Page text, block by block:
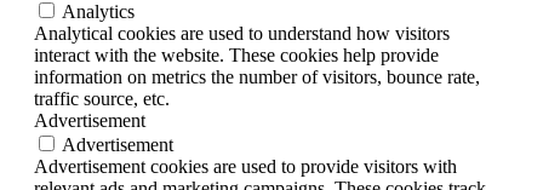
Analytics
Analytical cookies are used to understand how visitors
interact with the website. These cookies help provide
information on metrics the number of visitors, bounce rate,
traffic source, etc.
Advertisement
Advertisement
Advertisement cookies are used to provide visitors with